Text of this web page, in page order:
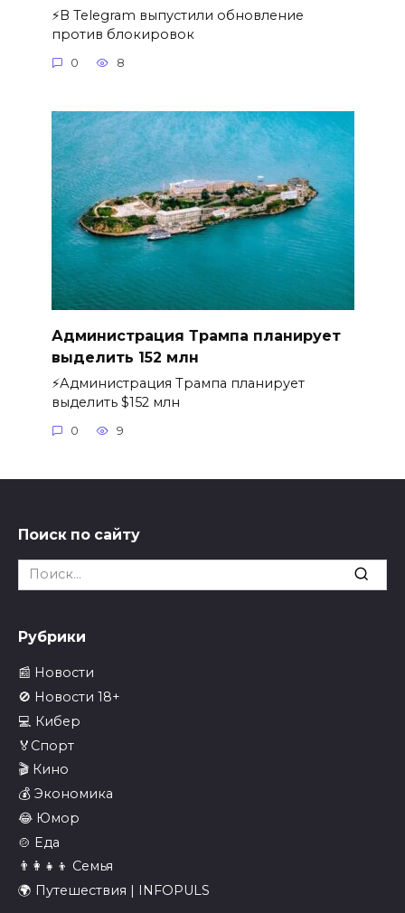
⚡️В Telegram выпустили обновление
против блокировок
0 8
Администрация Трампа планирует
выделить 152 млн
⚡️Администрация Трампа планирует
выделить $152 млн
0 9
Поиск по сайту
Search
for:
Рубрики
📰 Новости
🚫 Новости 18+
💻 Кибер
🏅Спорт
🎬 Кино
💰 Экономика
😂 Юмор
🍲 Еда
👨‍👩‍👧‍👦 Семья
🌍 Путешествия | INFOPULS